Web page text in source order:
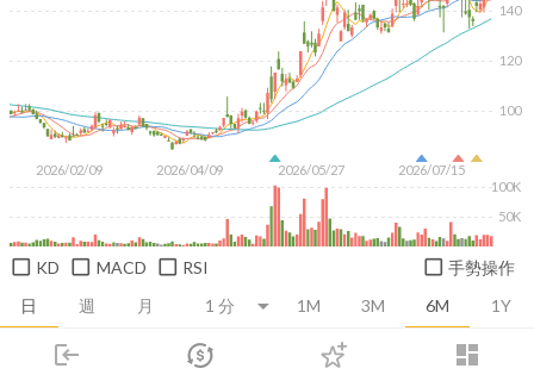
login dashboard
市場 登入
日 週 月 1M 3M 6M 1Y
2026/02/09 2026/04/09 2026/05/27 2026/07/15
100
120
140
50K
100K
KD MACD RSI 手勢操作
推薦卡片 消息面 財務報